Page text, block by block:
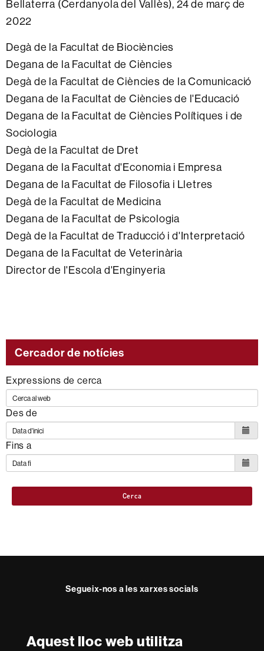
Aquest lloc web utilitza
Bellaterra (Cerdanyola del Vallès), 24 de març de
2022
Degà de la Facultat de Biociències
Degana de la Facultat de Ciències
Degà de la Facultat de Ciències de la Comunicació
Degana de la Facultat de Ciències de l'Educació
Degana de la Facultat de Ciències Polítiques i de
Sociologia
Degà de la Facultat de Dret
Degana de la Facultat d'Economia i Empresa
Degana de la Facultat de Filosofia i Lletres
Degà de la Facultat de Medicina
Degana de la Facultat de Psicologia
Degà de la Facultat de Traducció i d'Interpretació
Degana de la Facultat de Veterinària
Director de l'Escola d'Enginyeria
Cercador de notícies
Expressions de cerca
Des de
Fins a
Cerca
Segueix-nos a les xarxes socials
FacultatUAB
Reconeixement internacional de l'excel·lència